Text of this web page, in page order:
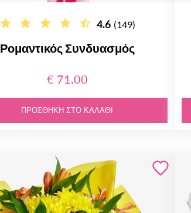
4.6 (149)
Ρομαντικός Συνδυασμός
€ 71.00
ΠΡΟΣΘΉΚΗ ΣΤΟ ΚΑΛΆΘΙ